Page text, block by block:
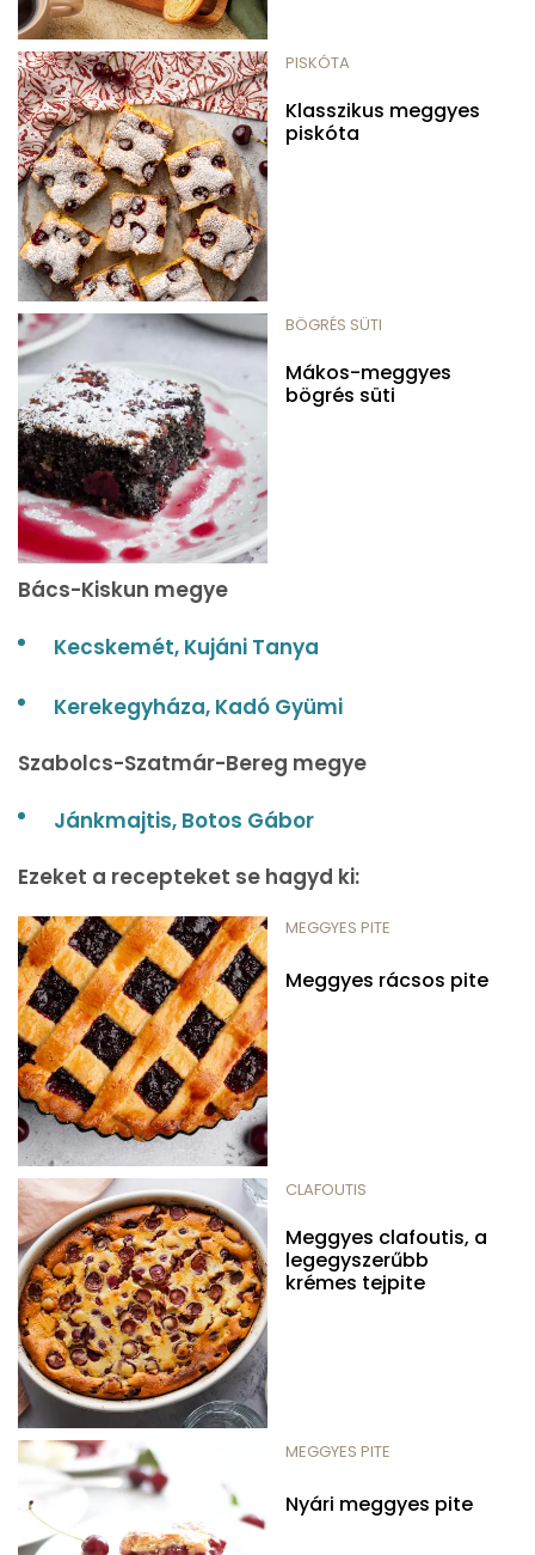
PISKÓTA
Klasszikus meggyes
piskóta
BÖGRÉS SÜTI
Mákos-meggyes
bögrés süti
Bács-Kiskun megye
Kecskemét, Kujáni Tanya
Kerekegyháza, Kadó Gyümi
Szabolcs-Szatmár-Bereg megye
Jánkmajtis, Botos Gábor
Ezeket a recepteket se hagyd ki:
MEGGYES PITE
Meggyes rácsos pite
CLAFOUTIS
Meggyes clafoutis, a
legegyszerűbb
krémes tejpite
MEGGYES PITE
Nyári meggyes pite